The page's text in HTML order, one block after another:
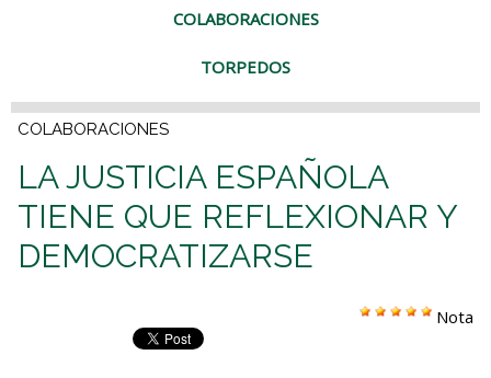
COLABORACIONES
TORPEDOS
COLABORACIONES
LA JUSTICIA ESPAÑOLA
TIENE QUE REFLEXIONAR Y
DEMOCRATIZARSE
Nota